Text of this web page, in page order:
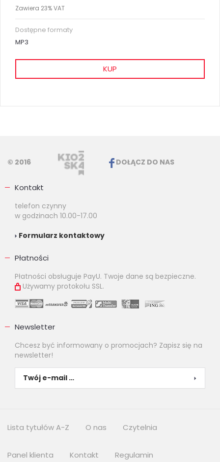
Zawiera 23% VAT
Dostępne formaty
MP3
KUP
© 2016 DOŁĄCZ DO NAS
Kontakt
telefon czynny
w godzinach 10.00-17.00
Formularz kontaktowy
Płatności
Płatności obsługuje PayU. Twoje dane są bezpieczne.
Używamy protokołu SSL.
Newsletter
Chcesz być informowany o promocjach? Zapisz się na
newsletter!
Lista tytułów A-Z O nas Czytelnia
Panel klienta Kontakt Regulamin